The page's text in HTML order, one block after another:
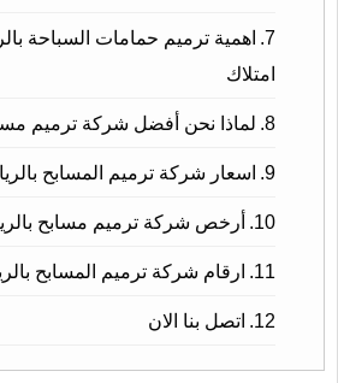
اهمية ترميم حمامات السباحة
امتلاك
لماذا نحن أفضل شركة ترميم
اسعار شركة ترميم المسابح
أرخص شركة ترميم مسابح
ارقام شركة ترميم المسابح
اتصل بنا الان